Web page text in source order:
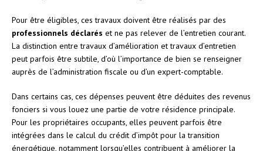
Pour être éligibles, ces travaux doivent être réalisés par des
professionnels déclarés et ne pas relever de l’entretien courant.
La distinction entre travaux d’amélioration et travaux d’entretien
peut parfois être subtile, d’où l’importance de bien se renseigner
auprès de l’administration fiscale ou d’un expert-comptable.
Dans certains cas, ces dépenses peuvent être déduites des revenus
fonciers si vous louez une partie de votre résidence principale.
Pour les propriétaires occupants, elles peuvent parfois être
intégrées dans le calcul du crédit d’impôt pour la transition
énergétique, notamment lorsqu’elles contribuent à améliorer la